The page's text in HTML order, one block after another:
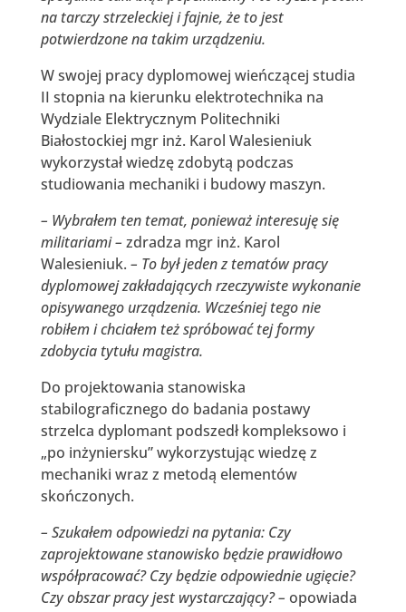
na tarczy strzeleckiej i fajnie, że to jest
potwierdzone na takim urządzeniu.
W swojej pracy dyplomowej wieńczącej studia
II stopnia na kierunku elektrotechnika na
Wydziale Elektrycznym Politechniki
Białostockiej mgr inż. Karol Walesieniuk
wykorzystał wiedzę zdobytą podczas
studiowania mechaniki i budowy maszyn.
– Wybrałem ten temat, ponieważ interesuję się
militariami – zdradza mgr inż. Karol
Walesieniuk. – To był jeden z tematów pracy
dyplomowej zakładających rzeczywiste wykonanie
opisywanego urządzenia. Wcześniej tego nie
robiłem i chciałem też spróbować tej formy
zdobycia tytułu magistra.
Do projektowania stanowiska
stabilograficznego do badania postawy
strzelca dyplomant podszedł kompleksowo i
„po inżyniersku” wykorzystując wiedzę z
mechaniki wraz z metodą elementów
skończonych.
– Szukałem odpowiedzi na pytania: Czy
zaprojektowane stanowisko będzie prawidłowo
współpracować? Czy będzie odpowiednie ugięcie?
Czy obszar pracy jest wystarczający? – opowiada